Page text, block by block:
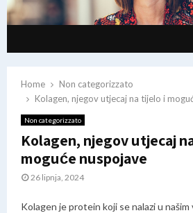
Home
Non categorizzato
Kolagen, njegov utjecaj na tijelo i
Non categorizzato
Kolagen, njegov utjecaj
moguće nuspojave
26 lipnja, 2024
Kolagen je protein koji se nalazi u našim